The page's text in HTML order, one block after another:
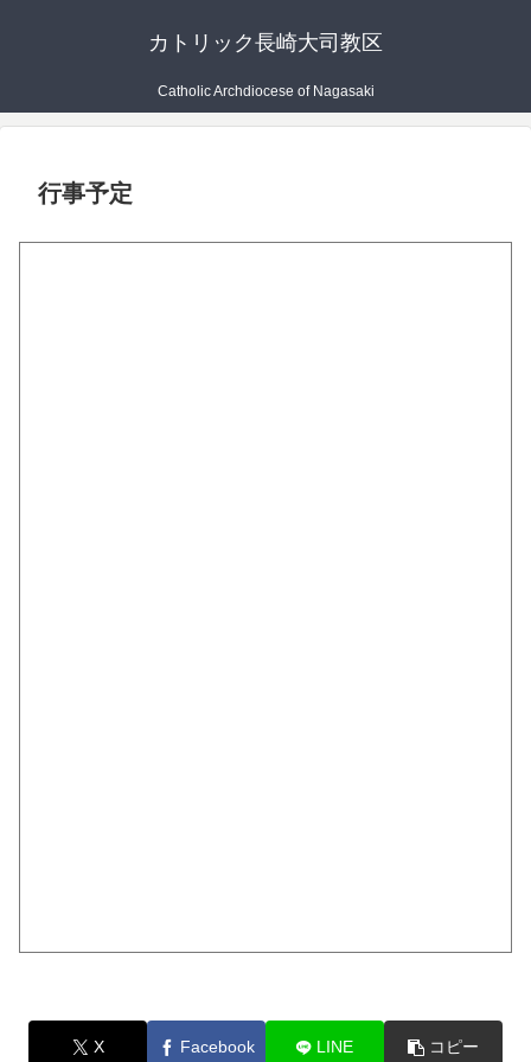
カトリック長崎大司教区
Catholic Archdiocese of Nagasaki
行事予定
X Facebook LINE コピー